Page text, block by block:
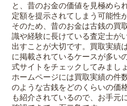
と、昔のお金の価値を見極めら
定額を提示されてしまう可能性
そのため、昔のお金は古銭の買
識や経験に長けている査定士が
出すことが大切です。買取実績
に掲載されているケースが多い
式サイトをチェックしてみましょ
ホームページには買取実績の件
のような古銭をどのくらいの価
も紹介されているので、お手元